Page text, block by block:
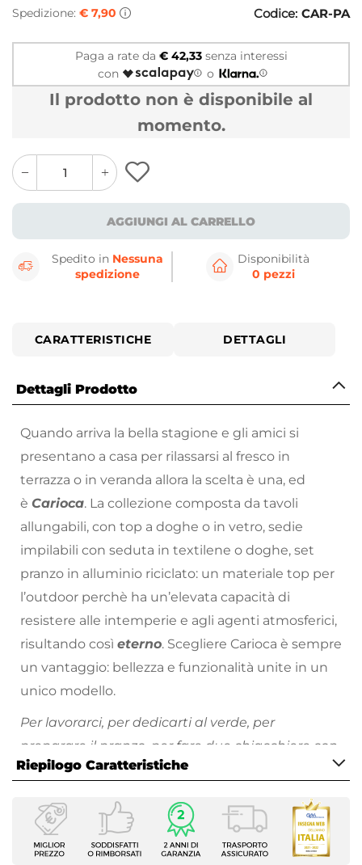
Spedizione: € 7,90 Codice: CAR-PA
Paga a rate da € 42,33senza interessi
con
o
Il prodotto non è disponibile al
momento.
quantity
button
quantity
minus
button
AGGIUNGI AL CARRELLO
Spedito in Nessuna
spedizione
Disponibilità
0 pezzi
CARATTERISTICHE DETTAGLI
Dettagli Prodotto
Quando arriva la bella stagione e gli amici si
presentano a casa per rilassarsi al fresco in
terrazza o in veranda allora la scelta è una, ed
è Carioca. La collezione composta da tavoli
allungabili, con top a doghe o in vetro, sedie
impilabili con seduta in textilene o doghe, set
pranzo in alluminio riciclato: un materiale top per
l’outdoor perchè ha un’elevata capacità di
resistere alle intemperie e agli agenti atmosferici,
risultando così eterno. Scegliere Carioca è sempre
un vantaggio: bellezza e funzionalità unite in un
unico modello.
Per lavorarci, per dedicarti al verde, per
preparare il pranzo, per fare due chiacchiere con
la tua amica più cara, con Carioca non si può
Tutti i prodotti che vengono posizionati
all’esterno hanno bisogno di cure
Riepilogo Caratteristiche
Caratteristiche
Tipologia
Sedia da giardino